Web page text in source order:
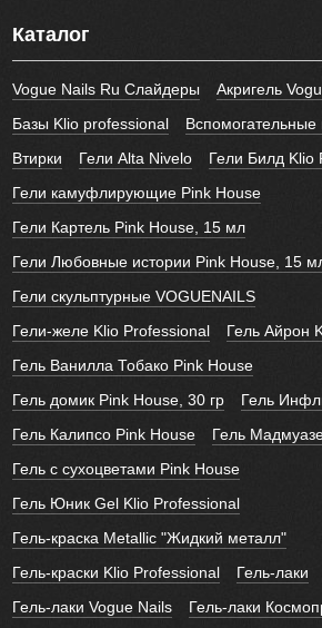
Каталог
Vogue Nails Ru Слайдеры
Акригель
Базы Klio professional
Втирки
Гели Alta Nivelo
Гели Билд Klio
Гели камуфлирующие Pink House
Гели Картель Pink House, 15 мл
Гели Любовные истории Pink House, 15
Гели скульптурные VOGUENAILS
Гели-желе Klio Professional
Гель Айрон
Гель Ванилла Тобако Pink House
Гель домик Pink House, 30 гр
Гель
Гель Калипсо Pink House
Гель
Гель с сухоцветами Pink House
Гель Юник Gel Klio Professional
Гель-краска Metallic "Жидкий металл"
Гель-краски Klio Professional
Гель-лаки
Гель-лаки Vogue Nails
Гель-лаки